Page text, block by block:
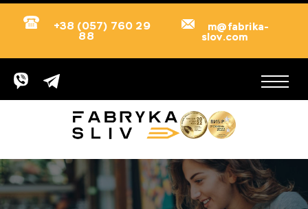
+38 (057) 760 29
88
m@fabrika-
slov.com